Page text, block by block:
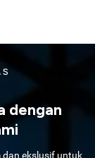
dengan
dan ekslusif untuk